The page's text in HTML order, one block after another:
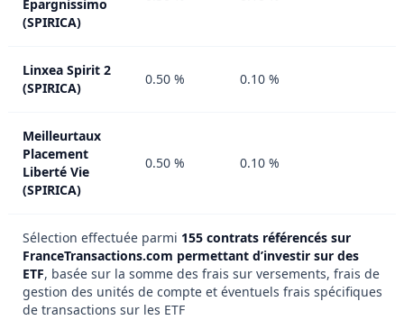
Epargnissimo
(SPIRICA)
Linxea Spirit 2
(SPIRICA)
0.50 % 0.10 %
Meilleurtaux
Placement
Liberté Vie
(SPIRICA)
0.50 % 0.10 %
Sélection effectuée parmi 155 contrats référencés sur
FranceTransactions.com permettant d’investir sur des
ETF, basée sur la somme des frais sur versements, frais de
gestion des unités de compte et éventuels frais spécifiques
de transactions sur les ETF